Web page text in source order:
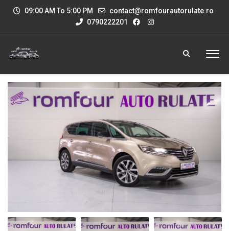
09:00 AM To 5:00 PM
contact@romfourautorulate.ro
0790222201